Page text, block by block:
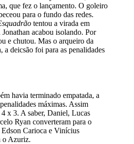
que fez o lançamento. O goleiro
para o fundo das redes.
tentou a virada em
acabou isolando. Por
e chutou. Mas o arqueiro da
deicsão foi para as penalidades
havia terminado empatada, a
máximas. Assim
x 3. A saber, Daniel, Lucas
Ryan converteram para o
Carioca e Vinícius
o Azuriz.